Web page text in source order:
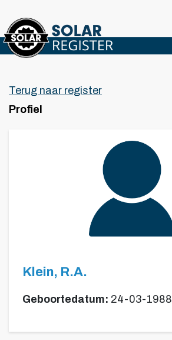
Terug naar register
Profiel
Klein, R.A.
Geboortedatum: 24-03-1988